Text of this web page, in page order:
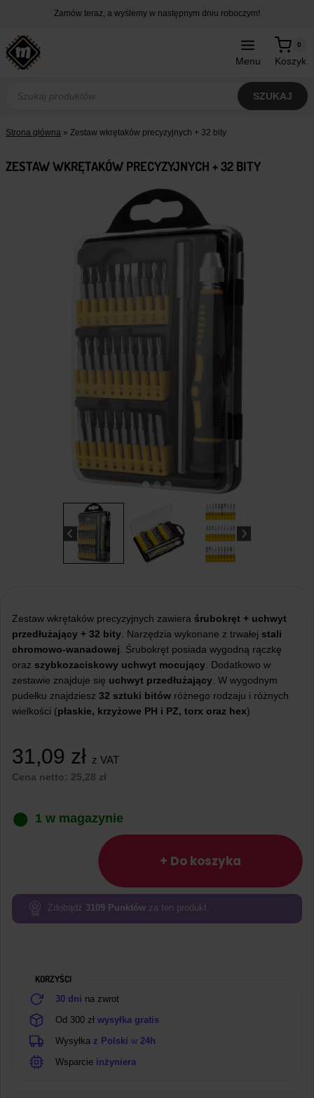
treści
Zamów teraz, a wyślemy w następnym dniu roboczym!
Menu Koszyk
0
produktów
SZUKAJ
Strona główna » Zestaw wkrętaków precyzyjnych + 32 bity
ZESTAW WKRĘTAKÓW PRECYZYJNYCH + 32 BITY
Zestaw wkrętaków precyzyjnych zawiera śrubokręt + uchwyt
przedłużający + 32 bity. Narzędzia wykonane z trwałej stali
chromowo-wanadowej. Śrubokręt posiada wygodną rączkę
oraz szybkozaciskowy uchwyt mocujący. Dodatkowo w
zestawie znajduje się uchwyt przedłużający. W wygodnym
pudełku znajdziesz 32 sztuki bitów różnego rodzaju i różnych
wielkości (płaskie, krzyżowe PH i PZ, torx oraz hex)
31,09 zł z VAT
Cena netto: 25,28 zł
1 w magazynie
32
+ Do koszyka
Zdobądź 3109 Punktów za ten produkt.
KORZYŚCI
30 dni na zwrot
Od 300 zł wysyłka gratis
Wysyłka z Polski w 24h
Wsparcie inżyniera